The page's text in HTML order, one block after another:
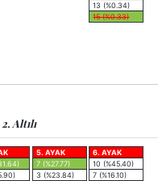
13 (%0.34)
15 (%0.33)
Altılı
5. AYAK
7 (%27.77)
3 (%23.84)
6. AYAK
10 (%45.40)
7 (%16.10)